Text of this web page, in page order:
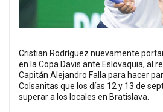
Cristian Rodríguez nuevamente
en la Copa Davis ante Eslovaquia, al
Capitán Alejandro Falla para hacer
Colsanitas que los días 12 y 13 de
superar a los locales en Bratislava.